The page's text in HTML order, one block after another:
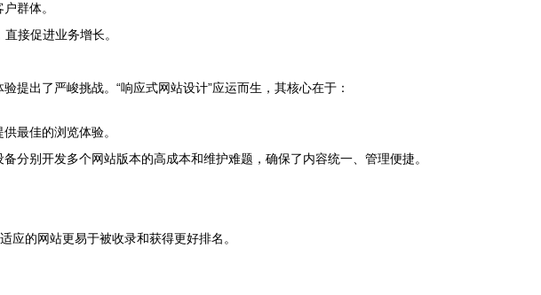
群体。
接促进业务增长。
提出了严峻挑战。“响应式网站设计”应运而生，其核心在于：
最佳的浏览体验。
分别开发多个网站版本的高成本和维护难题，确保了内容统一、管理便捷。
应的网站更易于被收录和获得更好排名。